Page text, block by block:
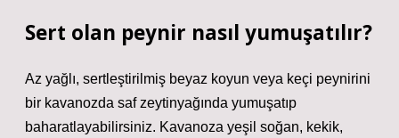
Sert olan peynir nasıl yumuşatılır?
Az yağlı, sertleştirilmiş beyaz koyun veya keçi peynirini
bir kavanozda saf zeytinyağında yumuşatıp
baharatlayabilirsiniz. Kavanoza yeşil soğan, kekik,